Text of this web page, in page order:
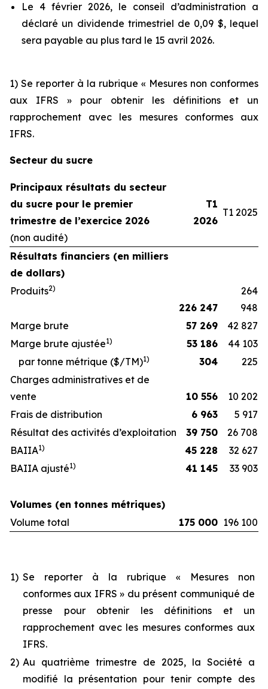
Le 4 février 2026, le conseil d’administration a
déclaré un dividende trimestriel de 0,09 $, lequel
sera payable au plus tard le 15 avril 2026.
1) Se reporter à la rubrique « Mesures non conformes
aux IFRS » pour obtenir les définitions et un
rapprochement avec les mesures conformes aux
IFRS.
Secteur du sucre
Principaux résultats du secteur
du sucre pour le premier
trimestre de l’exercice 2026
(non audité)
T1
2026
T1 2025
Résultats financiers (en milliers
de dollars)
Produits2)
226 247
264
948
Marge brute
57 269
42 827
Marge brute ajustée1) 53 186
44 103
par tonne métrique ($/TM)1) 304
225
Charges administratives et de
vente
10 556
10 202
Frais de distribution
6 963
5 917
Résultat des activités d’exploitation
39 750
26 708
BAIIA1) 45 228
32 627
BAIIA ajusté1) 41 145 33 903
Volumes (en tonnes métriques)
Volume total
175 000 196 100
1) Se reporter à la rubrique « Mesures non
conformes aux IFRS » du présent communiqué de
presse pour obtenir les définitions et un
rapprochement avec les mesures conformes aux
IFRS.
2) Au quatrième trimestre de 2025, la Société a
modifié la présentation pour tenir compte des